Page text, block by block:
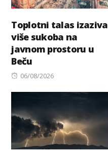
Toplotni talas izaziva
više sukoba na
javnom prostoru u
Beču
Posted
06/08/2026